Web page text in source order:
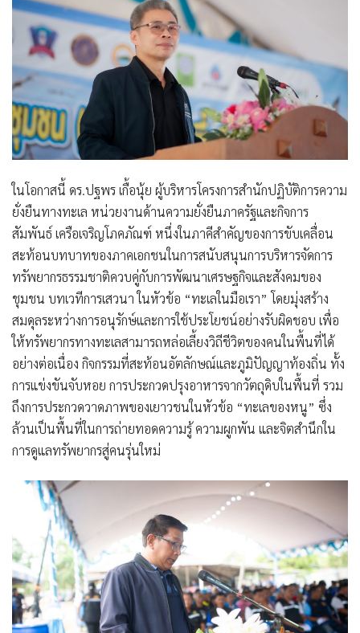
ในโอกาสนี้ ดร.ปฐพร เกื้อนุ้ย ผู้บริหารโครงการสำนักปฏิบัติการความ
ยั่งยืนทางทะเล หน่วยงานด้านความยั่งยืนภาครัฐและกิจการ
สัมพันธ์ เครือเจริญโภคภัณฑ์ หนึ่งในภาคีสำคัญของการขับเคลื่อน
สะท้อนบทบาทของภาคเอกชนในการสนับสนุนการบริหารจัดการ
ทรัพยากรธรรมชาติควบคู่กับการพัฒนาเศรษฐกิจและสังคมของ
ชุมชน บทเวทีการเสวนา ในหัวข้อ “ทะเลในมือเรา” โดยมุ่งสร้าง
สมดุลระหว่างการอนุรักษ์และการใช้ประโยชน์อย่างรับผิดชอบ เพื่อ
ให้ทรัพยากรทางทะเลสามารถหล่อเลี้ยงวิถีชีวิตของคนในพื้นที่ได้
อย่างต่อเนื่อง กิจกรรมที่สะท้อนอัตลักษณ์และภูมิปัญญาท้องถิ่น ทั้ง
การแข่งขันจับหอย การประกวดปรุงอาหารจากวัตถุดิบในพื้นที่ รวม
ถึงการประกวดวาดภาพของเยาวชนในหัวข้อ “ทะเลของหนู” ซึ่ง
ล้วนเป็นพื้นที่ในการถ่ายทอดความรู้ ความผูกพัน และจิตสำนึกใน
การดูแลทรัพยากรสู่คนรุ่นใหม่